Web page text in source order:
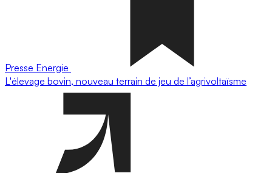
Presse Energie
L'élevage bovin, nouveau terrain de jeu de l’agrivoltaïsme